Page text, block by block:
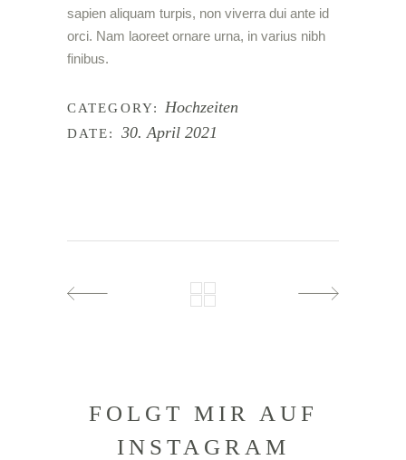
sapi­en ali­quam tur­pis, non viver­ra dui ante id
orci. Nam lao­reet ornare urna, in vari­us nibh
finibus.
CATEGORY: Hochzeiten
DATE: 30. April 2021
FOLGT MIR AUF
INSTAGRAM